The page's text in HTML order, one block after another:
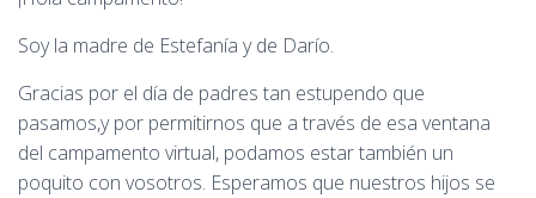
Soy la madre de Estefanía y de Darío.
Gracias por el día de padres tan estupendo que
pasamos,y por permitirnos que a través de esa ventana
del campamento virtual, podamos estar también un
poquito con vosotros. Esperamos que nuestros hijos se